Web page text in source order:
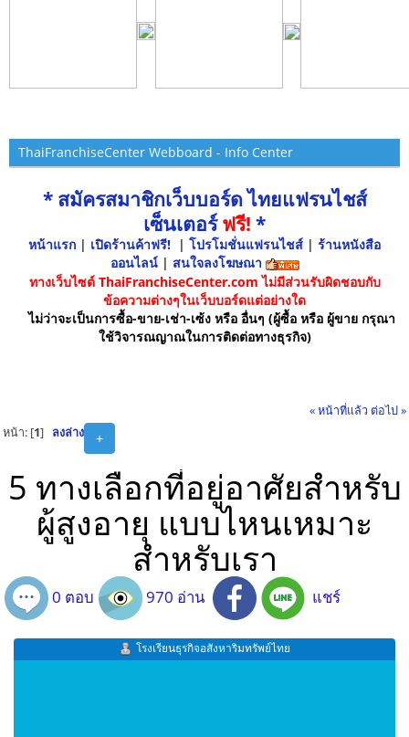
ThaiFranchiseCenter Webboard - Info Center
* สมัครสมาชิกเว็บบอร์ด ไทยแฟรนไชส์
เซ็นเตอร์ฟรี! *
หน้าแรก | เปิดร้านค้าฟรี! | โปรโมชั่นแฟรนไชส์ | ร้านหนังสือ
ออนไลน์ | สนใจลงโฆษณา
ทางเว็บไซต์ ThaiFranchiseCenter.com ไม่มีส่วนรับผิดชอบกับ
ข้อความต่างๆในเว็บบอร์ดแต่อย่างใด
ไม่ว่าจะเป็นการซื้อ-ขาย-เช่า-เซ้ง หรือ อื่นๆ (ผู้ซื้อ หรือ ผู้ขาย กรุณา
ใช้วิจารณญาณในการติดต่อทางธุรกิจ)
« หน้าที่แล้ว ต่อไป »
+
หน้า: [1] ลงล่าง
5 ทางเลือกที่อยู่อาศัยสำหรับ
ผู้สูงอายุ แบบไหนเหมาะ
สำหรับเรา
0 ตอบ 970 อ่าน แชร์
โรงเรียนธุรกิจอสังหาริมทรัพย์ไทย